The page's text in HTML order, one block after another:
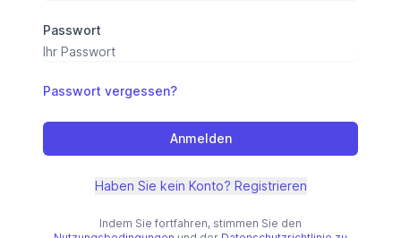
Passwort
Passwort vergessen?
Anmelden
Haben Sie kein Konto? Registrieren
Indem Sie fortfahren, stimmen Sie den